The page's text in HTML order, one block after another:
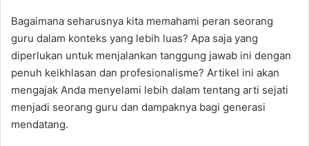
Bagaimana seharusnya kita memahami peran seorang
guru dalam konteks yang lebih luas? Apa saja yang
diperlukan untuk menjalankan tanggung jawab ini dengan
penuh keikhlasan dan profesionalisme? Artikel ini akan
mengajak Anda menyelami lebih dalam tentang arti sejati
menjadi seorang guru dan dampaknya bagi generasi
mendatang.